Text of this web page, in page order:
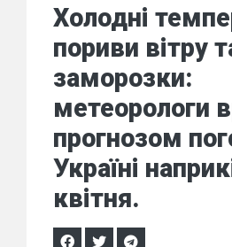
Холодні
пориви вітру
заморозки:
метеорологи
прогнозом
Україні
квітня.